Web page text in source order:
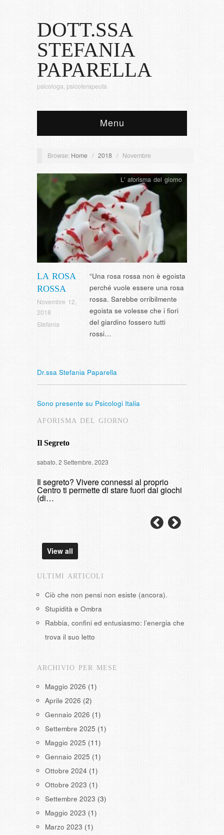
DOTT.SSA
STEFANIA
PAPARELLA
psicologa, psicoterapeuta
Menu
Browse: Home / 2018 / Novembre
LA ROSA
ROSSA
Novembre 12,
2018
Stefania
L' aforisma del giorno
“Una rosa rossa non è egoista
perché vuole essere una rosa
rossa. Sarebbe orribilmente
egoista se volesse che i fiori
del giardino fossero tutti
rossi…
Dr.ssa Stefania Paparella
Sono presente su Psicologi Italia
AFORISMA DEL GIORNO
Il Segreto
sabato, 2 Settembre, 2023
Il segreto? Vivere connessi al proprio
Centro ti permette di stare fuori dai giochi
(di…
View all
ULTIMI ARTICOLI
Ciò che non pensi non esiste (ancora).
Stupidità e Ombra
Rabbia, confini ed entusiasmo: l’energia che
trova il suo letto
ARCHIVIO PER MESE
Maggio 2026 (1)
Aprile 2026 (2)
Gennaio 2026 (1)
Settembre 2025 (1)
Maggio 2025 (11)
Gennaio 2025 (1)
Ottobre 2024 (1)
Ottobre 2023 (1)
Settembre 2023 (3)
Maggio 2023 (1)
Marzo 2023 (1)